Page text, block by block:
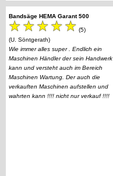
Bandsäge HEMA Garant 500
(5)
(U. Söntgerath)
Wie immer alles super . Endlich ein
Maschinen Händler der sein Handwerk
kann und versteht auch im Bereich
Maschinen Wartung. Der auch die
verkauften Maschinen aufstellen und
wahrten kann !!!! nicht nur verkauf !!!!